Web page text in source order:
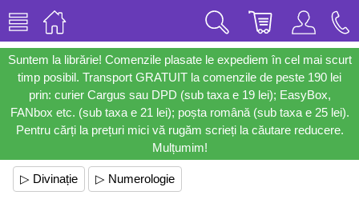
Suntem la librărie! Comenzile plasate le expediem în cel mai scurt
timp posibil. Transport GRATUIT la comenzile de peste 190 lei
prin: curier Cargus sau DPD (sub taxa e 19 lei); EasyBox,
FANbox etc. (sub taxa e 21 lei); poșta română (sub taxa e 25 lei).
Pentru cărți la prețuri mici vă rugăm scrieți la căutare reducere.
Mulțumim!
▷ Divinație ▷ Numerologie